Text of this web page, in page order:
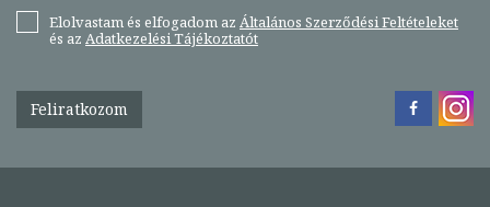
Elolvastam és elfogadom az Általános Szerződési Feltételeket
és az Adatkezelési Tájékoztatót
Feliratkozom